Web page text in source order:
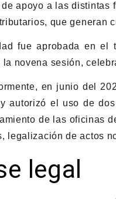
de apoyo a las distintas
que generan
fue aprobada en el
la novena sesión,
en junio del
autorizó el uso de
de las oficinas
legalización de actos
legal